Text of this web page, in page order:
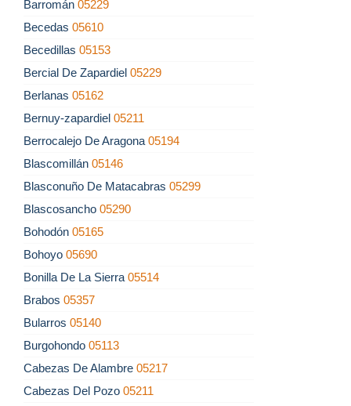
Barromán 05229
Becedas 05610
Becedillas 05153
Bercial De Zapardiel 05229
Berlanas 05162
Bernuy-zapardiel 05211
Berrocalejo De Aragona 05194
Blascomillán 05146
Blasconuño De Matacabras 05299
Blascosancho 05290
Bohodón 05165
Bohoyo 05690
Bonilla De La Sierra 05514
Brabos 05357
Bularros 05140
Burgohondo 05113
Cabezas De Alambre 05217
Cabezas Del Pozo 05211